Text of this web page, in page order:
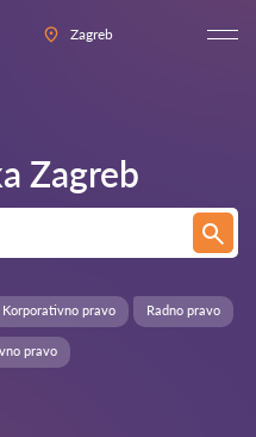
Zagreb
Zagreb
pravo
Korporativno pravo Radno pravo